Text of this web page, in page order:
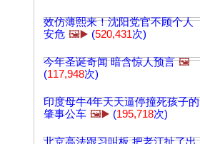
效仿薄熙来！沈阳党官不顾个人
安危 🖼️▶️ (520,431次)
今年圣诞奇闻 暗含惊人预言 🖼️
(117,948次)
印度母牛4年天天逼停撞死孩子的
肇事公车 🖼️▶️ (195,718次)